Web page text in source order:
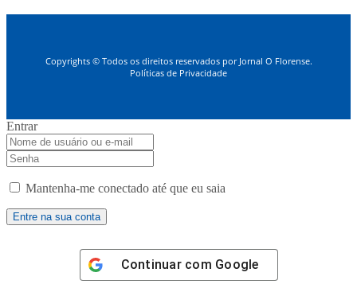
Copyrights © Todos os direitos reservados por Jornal O Florense.
Políticas de Privacidade
Entrar
Mantenha-me conectado até que eu saia
Continuar com Google